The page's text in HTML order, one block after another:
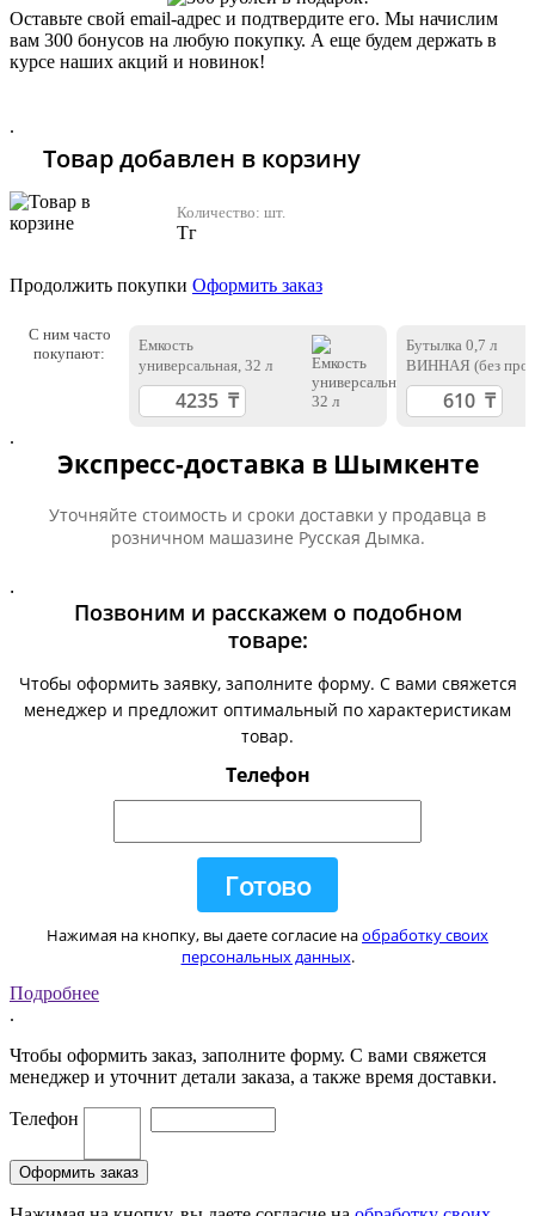
Оставьте свой email-адрес и подтвердите его. Мы начислим
вам 300 бонусов на любую покупку. А еще будем держать в
курсе наших акций и новинок!
.
Товар добавлен в корзину
Количество: шт.
Тг
Продолжить покупки Оформить заказ
С ним часто
покупают:
Емкость
универсальная, 32 л
Бутылка 0,7 л
ВИННАЯ (без
.
Экспресс-доставка в Шымкенте
Уточняйте стоимость и сроки доставки у продавца в
розничном машазине Русская Дымка.
.
Позвоним и расскажем о подобном
товаре:
Чтобы оформить заявку, заполните форму. С вами свяжется
менеджер и предложит оптимальный по характеристикам
товар.
Телефон
Нажимая на кнопку, вы даете согласие наобработку своих
персональных данных.
Подробнее
.
Чтобы оформить заказ, заполните форму. С вами свяжется
менеджер и уточнит детали заказа, а также время доставки.
Телефон